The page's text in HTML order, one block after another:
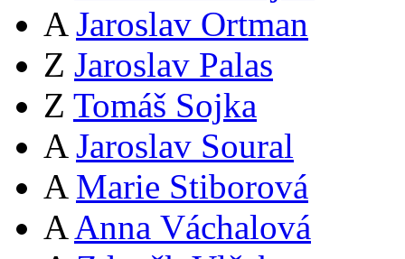
A Jaroslav Ortman
Z Jaroslav Palas
Z Tomáš Sojka
A Jaroslav Soural
A Marie Stiborová
A Anna Váchalová